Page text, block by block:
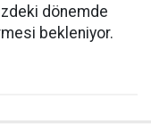
dönemde
bekleniyor.